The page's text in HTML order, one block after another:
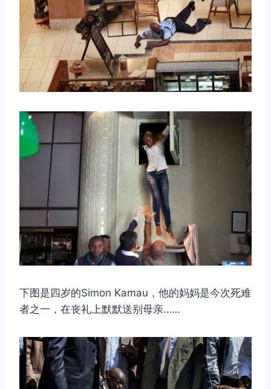
下图是四岁的Simon Kamau，他的妈妈是今次死难
者之一，在丧礼上默默送别母亲……